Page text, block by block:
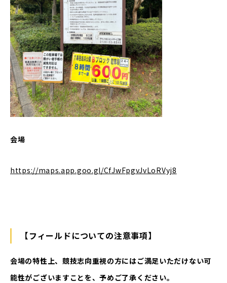
会場
https://maps.app.goo.gl/CfJwFpgvJvLoRVyj8
【フィールドについての注意事項】
会場の特性上、競技志向重視の方にはご満足いただけない可
能性がございますことを、予めご了承ください。